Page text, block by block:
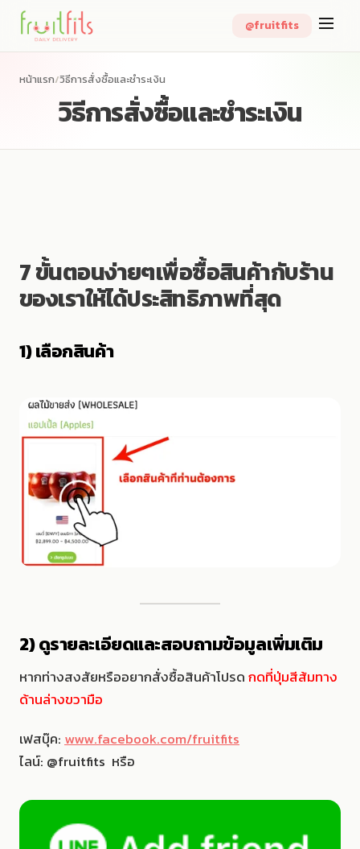
Skip
content
@fruitfits
หน้าแรก/วิธีการสั่งซื้อและชำระเงิน
วิธีการสั่งซื้อและชำระเงิน
7 ขั้นตอนง่ายๆเพื่อซื้อสินค้ากับร้าน
ของเราให้ได้ประสิทธิภาพที่สุด
1) เลือกสินค้า
2) ดูรายละเอียดและสอบถามข้อมูลเพิ่มเติม
หากท่างสงสัยหรืออยากสั่งซื้อสินค้าโปรดกดที่ปุ่มสีส้มทาง
ด้านล่างขวามือ
เฟสบุ๊ค: www.facebook.com/fruitfits
ไลน์: @fruitfits หรือ